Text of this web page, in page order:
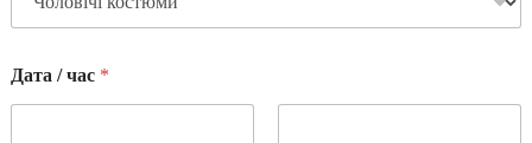
Дата / час *